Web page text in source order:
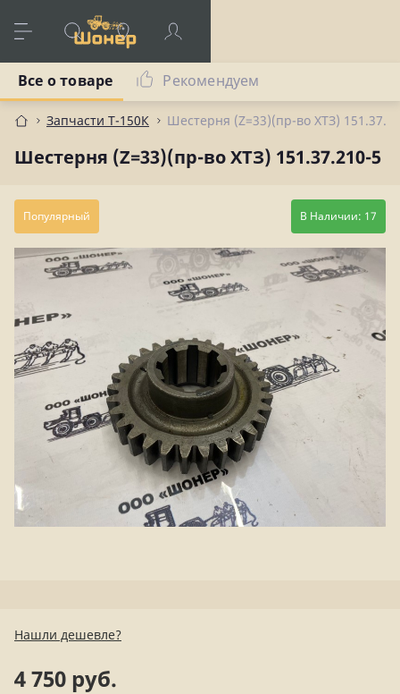
Запчасти Т-150К Шестерня (Z=33)(пр-во ХТЗ)
Шестерня (Z=33)(пр-во ХТЗ) 151.37.210-5
Все о товаре Рекомендуем
Популярный В Наличии: 17
Нашли дешевле?
4 750 руб.